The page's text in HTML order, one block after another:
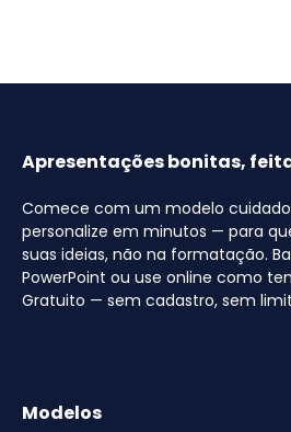
Apresentações bonitas,
Comece com um modelo
personalize em minutos — para
suas ideias, não na formatação.
PowerPoint ou use online como
Gratuito — sem cadastro, sem
Modelos